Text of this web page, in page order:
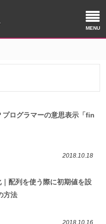
ログラマーの意思表示「fin
2018.10.18
配列を使う際に初期値を設
方法
2018.10.16